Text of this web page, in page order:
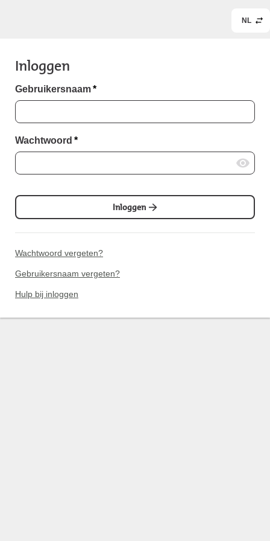
NL
Inloggen
Gebruikersnaam*
Wachtwoord *
Inloggen
Wachtwoord vergeten?
Gebruikersnaam vergeten?
Hulp bij inloggen